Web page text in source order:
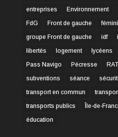
entreprises
Environnement
FdG
Front de gauche
groupe Front de gauche
idf
libertés
logement lycéens
Pass Navigo
Pécresse
subventions
séance
transport en commun
transports publics
Île-de-
éducation